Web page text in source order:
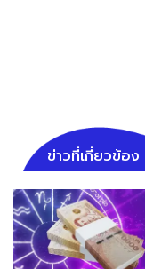
ข่าวที่เกี่ยวข้อง